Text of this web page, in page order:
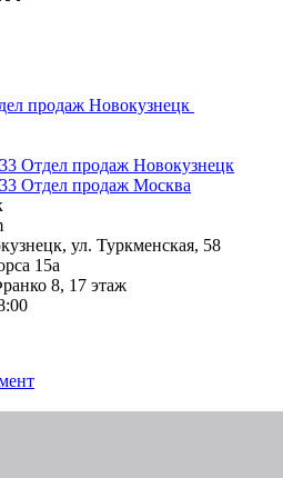
продаж Новокузнецк
Отдел продаж Новокузнецк
Отдел продаж Москва
ул. Туркменская, 58
15а
8, 17 этаж